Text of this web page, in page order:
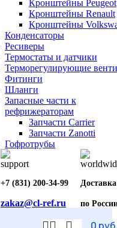
Кронштейны Peugeot
Кронштейны Renault
Кронштейны
Конденсаторы
Ресиверы
Термостаты и датчики
Терморегулирующие
Фитинги
Шланги
Запасные части к
рефрижераторам
Запчасти Carrier
Запчасти Zanotti
Гофротрубы
+7 (831) 200-34-99
zakaz@cl-ref.ru
Доставка
по